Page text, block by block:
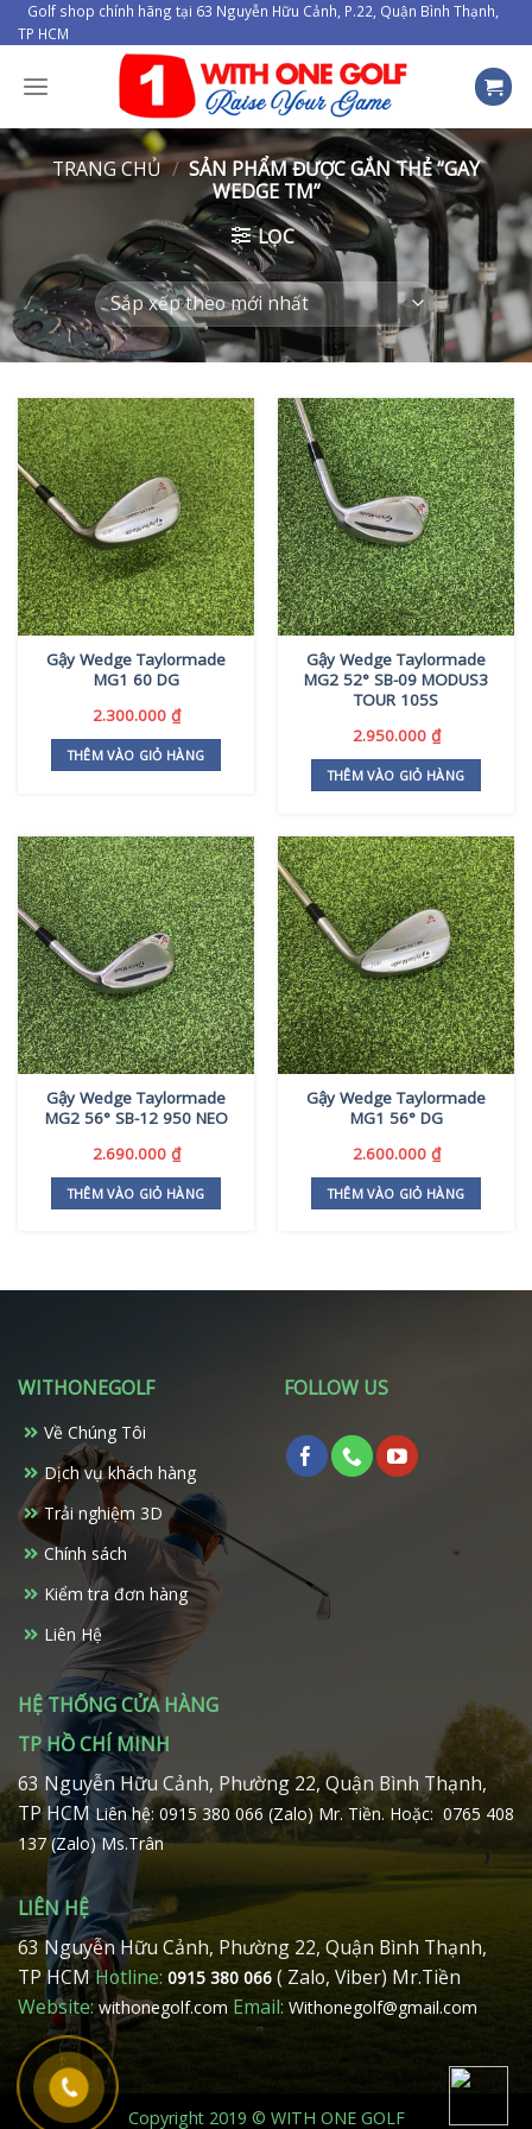
Skip
to
content
Golf shop chính hãng tại 63 Nguyễn Hữu Cảnh, P.22, Quận Bình Thạnh,
TP HCM
TRANG CHỦ / SẢN PHẨM ĐƯỢC GẮN THẺ “GAY
WEDGE TM”
LỌC
Gậy Wedge Taylormade
MG1 60 DG
2.300.000 ₫
THÊM VÀO GIỎ HÀNG
Gậy Wedge Taylormade
MG2 52° SB-09 MODUS3
TOUR 105S
2.950.000 ₫
THÊM VÀO GIỎ HÀNG
Gậy Wedge Taylormade
MG2 56° SB-12 950 NEO
2.690.000 ₫
THÊM VÀO GIỎ HÀNG
Gậy Wedge Taylormade
MG1 56° DG
2.600.000 ₫
THÊM VÀO GIỎ HÀNG
WITHONEGOLF
Về Chúng Tôi
Dịch vụ khách hàng
Trải nghiệm 3D
Chính sách
Kiểm tra đơn hàng
Liên Hệ
FOLLOW US
HỆ THỐNG CỬA HÀNG
TP HỒ CHÍ MINH
63 Nguyễn Hữu Cảnh, Phường 22, Quận Bình Thạnh,
TP HCMLiên hệ: 0915 380 066 (Zalo) Mr. Tiền. Hoặc: 0765 408
137 (Zalo) Ms.Trân
LIÊN HỆ
63 Nguyễn Hữu Cảnh, Phường 22, Quận Bình Thạnh,
TP HCMHotline: 0915 380 066 ( Zalo, Viber) Mr.Tiền
Website:withonegolf.com Email: Withonegolf@gmail.com
Copyright 2019 © WITH ONE GOLF